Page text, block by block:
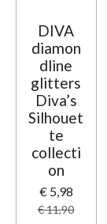
DIVA
diamon
dline
glitters
Diva’s
Silhouet
te
collecti
on
€ 5,98
€ 11,90